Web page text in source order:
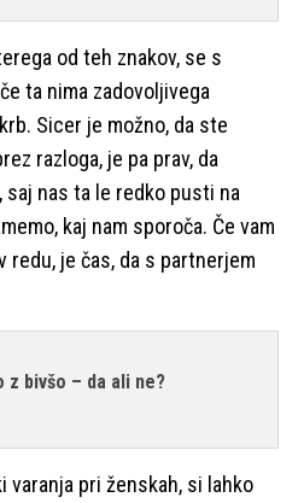
od teh znakov, se s
ta nima zadovoljivega
Sicer je možno, da ste
razloga, je pa prav, da
nas ta le redko pusti na
kaj nam sporoča. Če vam
redu, je čas, da s partnerjem
bivšo – da ali ne?
varanja pri ženskah, si lahko